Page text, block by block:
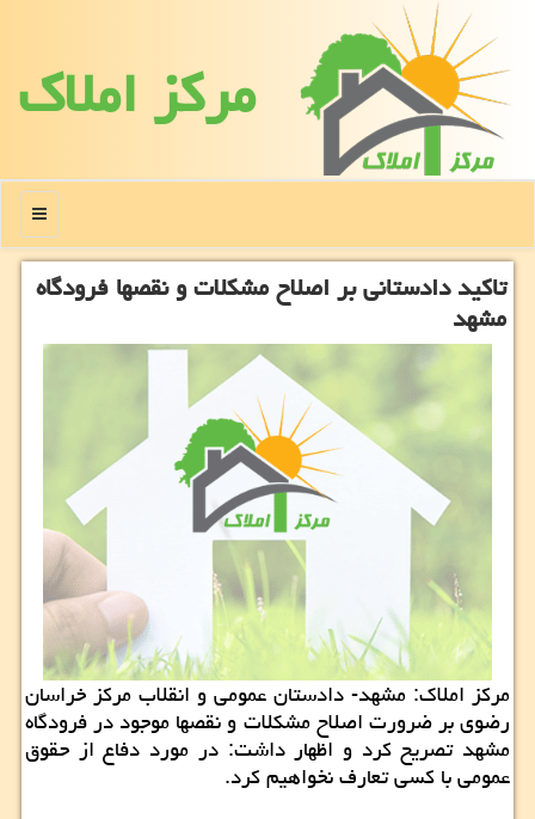
مركز املاك
منو
تاكید دادستانی بر اصلاح مشكلات و نقصها فرودگاه
مشهد
مركز املاك: مشهد- دادستان عمومی و انقلاب مركز خراسان
رضوی بر ضرورت اصلاح مشكلات و نقصها موجود در فرودگاه
مشهد تصریح كرد و اظهار داشت: در مورد دفاع از حقوق
عمومی با كسی تعارف نخواهیم كرد.